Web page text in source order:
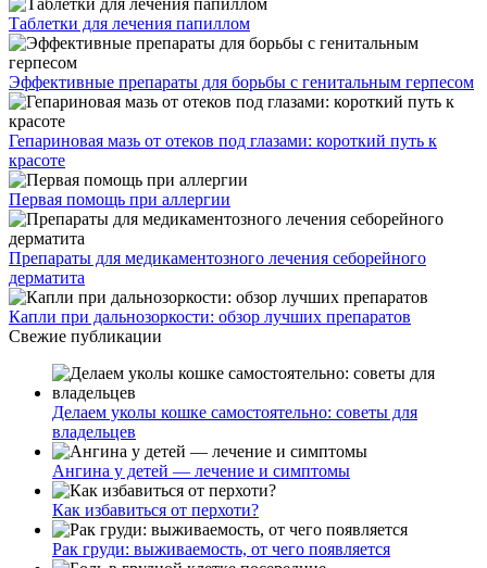
Таблетки для лечения папиллом
Эффективные препараты для борьбы с генитальным герпесом
Гепариновая мазь от отеков под глазами: короткий путь к
красоте
Первая помощь при аллергии
Препараты для медикаментозного лечения себорейного
дерматита
Капли при дальнозоркости: обзор лучших препаратов
Свежие публикации
Делаем уколы кошке самостоятельно: советы для
владельцев
Ангина у детей — лечение и симптомы
Как избавиться от перхоти?
Рак груди: выживаемость, от чего появляется